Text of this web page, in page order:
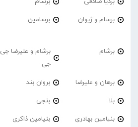
برسام و ژیوان برسامین
برشام
برشام و علیرضا جی
جی
برهان و علیرضا بروان بند
بلا بنجی
بنیامین بهادری بنیامین ذاکری